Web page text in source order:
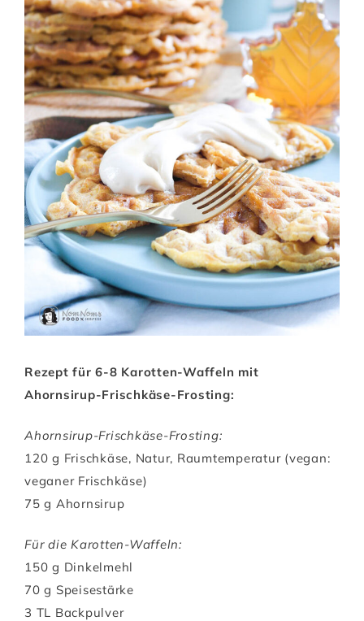
Rezept für 6-8 Karotten-Waffeln mit
Ahornsirup-Frischkäse-Frosting:
Ahornsirup-Frischkäse-Frosting:
120 g Frischkäse, Natur, Raumtemperatur (vegan:
veganer Frischkäse)
75 g Ahornsirup
Für die Karotten-Waffeln:
150 g Dinkelmehl
70 g Speisestärke
3 TL Backpulver